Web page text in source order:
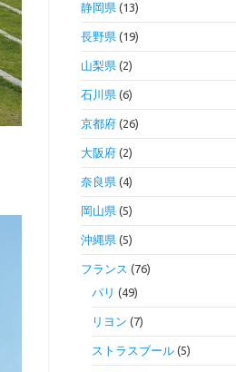
静岡県(13)
長野県(19)
山梨県(2)
石川県(6)
京都府(26)
大阪府(2)
奈良県(4)
岡山県(5)
沖縄県(5)
フランス (76)
パリ (49)
リヨン (7)
ストラスブール(5)